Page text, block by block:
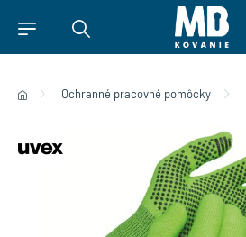
Ochranné pracovné pomôcky